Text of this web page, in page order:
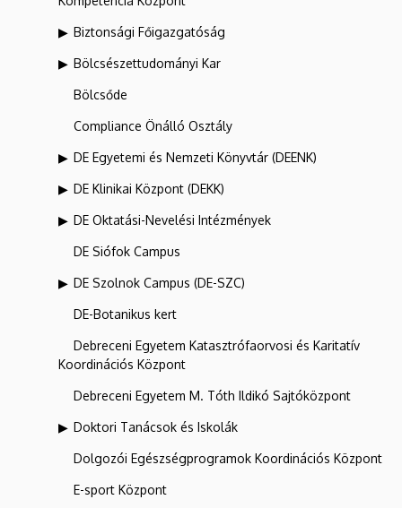
Biztonsági Főigazgatóság
Bölcsészettudományi Kar
Bölcsőde
Compliance Önálló Osztály
DE Egyetemi és Nemzeti Könyvtár (DEENK)
DE Klinikai Központ (DEKK)
DE Oktatási-Nevelési Intézmények
DE Siófok Campus
DE Szolnok Campus (DE-SZC)
DE-Botanikus kert
Debreceni Egyetem Katasztrófaorvosi és Karitatív
Koordinációs Központ
Debreceni Egyetem M. Tóth Ildikó Sajtóközpont
Doktori Tanácsok és Iskolák
Dolgozói Egészségprogramok Koordinációs Központ
E-sport Központ